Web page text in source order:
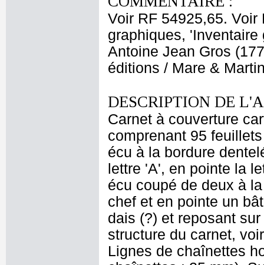
Voir RF 54925,65.
graphiques,
Antoine Jean Gros
éditions / Mare &
DESCRIPTION DE
Carnet à couverture
comprenant 95
écu à la bordure
lettre 'A', en pointe la
écu coupé de deux à
chef et en pointe un
dais (?) et reposant
structure du carnet,
Lignes de chaînettes